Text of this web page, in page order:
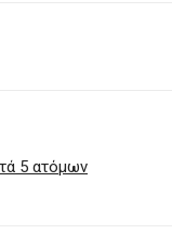
5 ατόμων